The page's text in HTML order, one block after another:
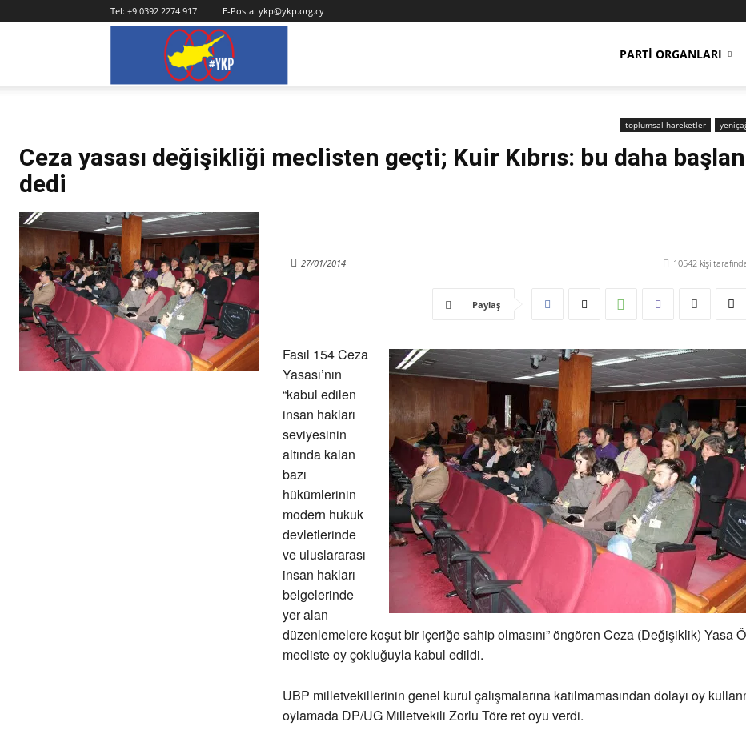
Tel: +9 0392 2274 917 E-Posta: ykp@ykp.org.cy
PARTI ORGANLARI
toplumsal hareketler
Ceza yasası değişikliği meclisten geçti; Kuir Kıbrıs: bu daha
dedi
10542kişi
27/01/2014
Paylaş
Fasıl 154 Ceza
Yasası’nın
“kabul edilen
insan hakları
seviyesinin
altında kalan
bazı
hükümlerinin
modern hukuk
devletlerinde
ve uluslararası
insan hakları
belgelerinde
yer alan
düzenlemelere koşut bir içeriğe sahip olmasını” öngören Ceza (Değişiklik) Yasa
mecliste oy çokluğuyla kabul edildi.
UBP milletvekillerinin genel kurul çalışmalarına katılmamasından dolayı oy
oylamada DP/UG Milletvekili Zorlu Töre ret oyu verdi.